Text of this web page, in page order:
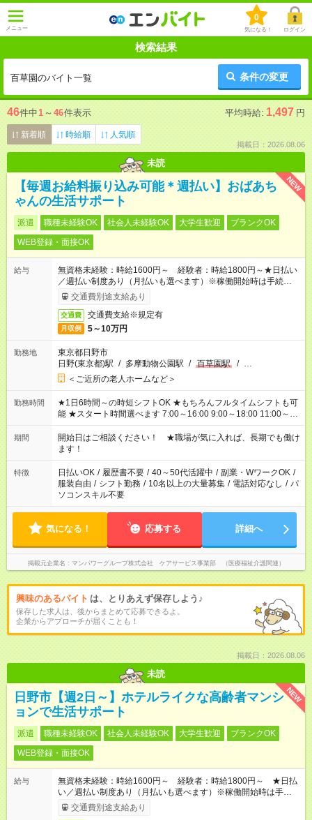
メニュー
0
気になる！ ログイン
検索結果
百草園のバイト一覧 条件の変更
46件中1 ～ 46件表示 平均時給: 1,497 円
新着順 時給順 人気順
掲載日：2026.08.06
未読
NEW
【毎週お給料振り込み可能＊週払い】おばあち
ゃんの生活サポート
派遣 職種未経験OK 社会人未経験OK 大学生歓迎
ブランクOK
WEB登録・面接OK
給与
無資格未経験：時給1600円～ 経験者：時給1800円～★日払い
／週払い制度あり（月払いも選べます）※稼働開始時は手続き完
了次第のお支払いとなります。
交通費別途支給あり
交通費 交通費支給※規定有
月収例 5～10万円
勤務地
東京都日野市
日野(東京都)駅 / 多摩動物公園駅 / 百草園駅 / …
＜ご近所の老人ホームなど＞
勤務時間
★1日6時間～の時短シフトOK ★もちろんフルタイムシフトも可
能 ★スタート時間選べます 7:00～16:00 9:00～18:00 11:00～
20:00 など 残業なし！ ※Wワークの場合、他のお仕事と合わせ
週40時間超の就業はご案内できません ※法令に基づき、週20時
間以上勤務は社会保険への加入対象となります ※労働者派遣法
（日雇い派遣の原則禁止）により、短時間・短期間の就業はご
案内が難しい場合があります
期間
開始日はご相談ください！ ★職場が気に入れば、長期でも働け
ます！
特徴 日払いOK / 履歴書不要 / 40～50代活躍中 / 副業・WワークOK /
服装自由 / シフト勤務 / 10名以上の大量募集 / 電話対応なし / パ
ソコンスキル不要
気になる！ 応募する 詳細へ
掲載元企業名 マンパワーグループ株式会社 ケアサービス事業部 （医療福祉介護関連）
興味のあるバイト は、とりあえず保存しよう♪
保存した求人は、後からまとめて応募できるよ。
企業からアプローチが届くことも！
掲載日：2026.08.06
未読
NEW
日野市【週2日～】ホテルライクな高齢者マンシ
ョンで生活サポート
派遣 職種未経験OK 社会人未経験OK 大学生歓迎
ブランクOK
WEB登録・面接OK
給与
無資格未経験：時給1600円～ 経験者：時給1800円～ ★日払
い／週払い制度あり（月払いも選べます）※稼働開始時は手続き
完了次第のお支払いとなります。
交通費別途支給あり